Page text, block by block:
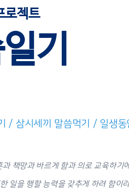
로젝트
기
/ 삼시세끼 말씀먹기 / 일생동
책망과 바르게 함과 의로 교육하기
일을 행할 능력을 갖추게 하려 함이